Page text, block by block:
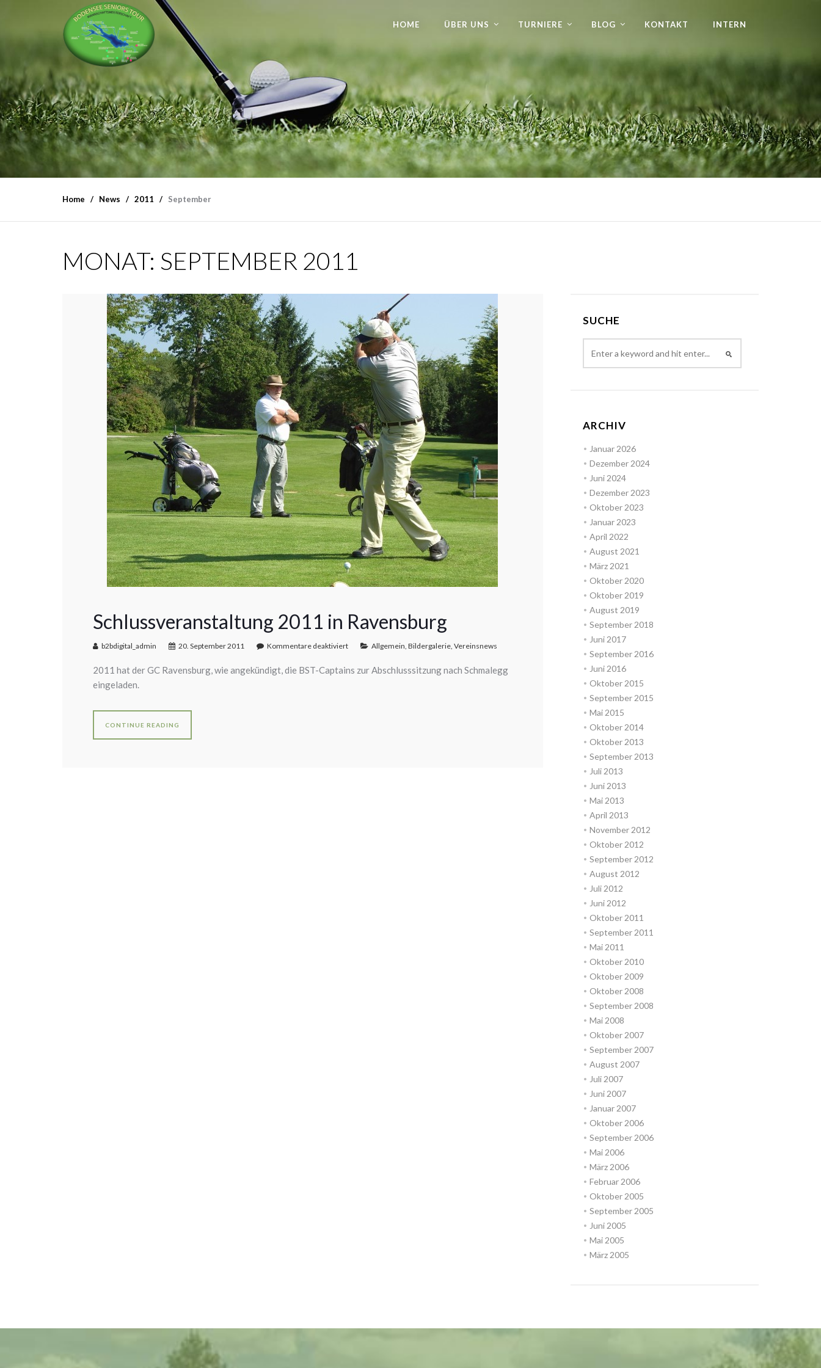
HOME ÜBER UNS TURNIERE BLOG KONTAKT INTERN
Home News 2011 September
MONAT: SEPTEMBER 2011
Schlussveranstaltung 2011 in Ravensburg
b2bdigital_admin 20. September 2011 Kommentare deaktiviert Allgemein Bildergalerie Vereinsnews
2011 hat der GC Ravensburg, wie angekündigt, die BST-Captains zur Abschlusssitzung nach Schmalegg
eingeladen.
CONTINUE READING
SUCHE
ARCHIV
Januar 2026
Dezember 2024
Juni 2024
Dezember 2023
Oktober 2023
Januar 2023
April 2022
August 2021
März 2021
Oktober 2020
Oktober 2019
August 2019
September 2018
Juni 2017
September 2016
Juni 2016
Oktober 2015
September 2015
Mai 2015
Oktober 2014
Oktober 2013
September 2013
Juli 2013
Juni 2013
Mai 2013
April 2013
November 2012
Oktober 2012
September 2012
August 2012
Juli 2012
Juni 2012
Oktober 2011
September 2011
Mai 2011
Oktober 2010
Oktober 2009
Oktober 2008
September 2008
Mai 2008
Oktober 2007
September 2007
August 2007
Juli 2007
Juni 2007
Januar 2007
Oktober 2006
September 2006
Mai 2006
März 2006
Februar 2006
Oktober 2005
September 2005
Juni 2005
Mai 2005
März 2005